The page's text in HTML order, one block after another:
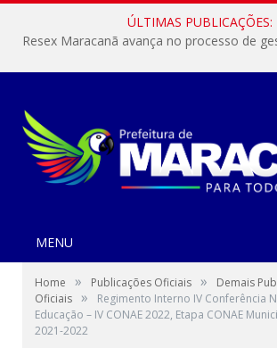
ÚLTIMAS PUBLICAÇÕES:
MENU
Home » Publicações Oficiais »
Demais
Oficiais »
Regimento Interno IV Conferência
Educação – IV CONAE 2022, Etapa CONAE
2021-2022